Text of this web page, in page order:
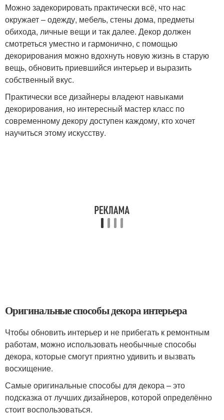
Можно задекорировать практически всё, что нас
окружает – одежду, мебель, стены дома, предметы
обихода, личные вещи и так далее. Декор должен
смотреться уместно и гармонично, с помощью
декорирования можно вдохнуть новую жизнь в старую
вещь, обновить приевшийся интерьер и выразить
собственный вкус.
Практически все дизайнеры владеют навыками
декорирования, но интересный мастер класс по
современному декору доступен каждому, кто хочет
научиться этому искусству.
Оригинальные способы декора интерьера
Чтобы обновить интерьер и не прибегать к ремонтным
работам, можно использовать необычные способы
декора, которые смогут приятно удивить и вызвать
восхищение.
Самые оригинальные способы для декора – это
подсказка от лучших дизайнеров, которой определённо
стоит воспользоваться.